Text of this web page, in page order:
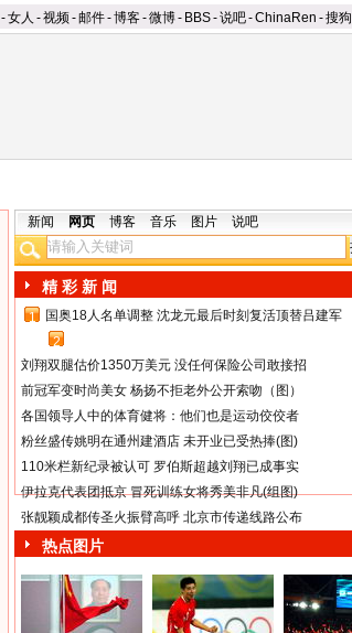
-女人 -视频-邮件-博客-微博- BBS-说吧-ChinaRen -搜狗
新闻 网页 博客 音乐 图片 说吧
精 彩 新 闻
1
国奥18人名单调整 沈龙元最后时刻复活顶替吕建军
2
刘翔双腿估价1350万美元 没任何保险公司敢接招
前冠军变时尚美女 杨扬不拒老外公开索吻（图）
各国领导人中的体育健将：他们也是运动佼佼者
粉丝盛传姚明在通州建酒店 未开业已受热捧(图)
110米栏新纪录被认可 罗伯斯超越刘翔已成事实
伊拉克代表团抵京 冒死训练女将秀美非凡(组图)
张靓颖成都传圣火振臂高呼 北京市传递线路公布
热点图片